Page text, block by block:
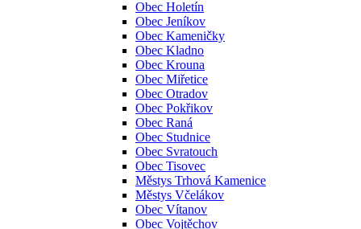
Obec Holetín
Obec Jeníkov
Obec Kameničky
Obec Kladno
Obec Krouna
Obec Miřetice
Obec Otradov
Obec Pokřikov
Obec Raná
Obec Studnice
Obec Svratouch
Obec Tisovec
Městys Trhová Kamenice
Městys Včelákov
Obec Vítanov
Obec Vojtěchov